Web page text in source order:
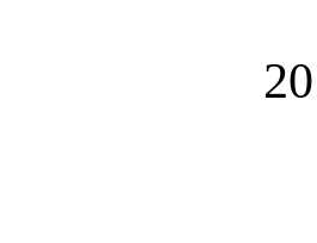
2017